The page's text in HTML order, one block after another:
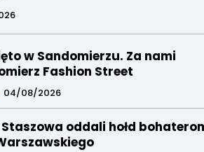
w Sandomierzu. Za nami
Fashion Street
04/08/2026
oddali hołd